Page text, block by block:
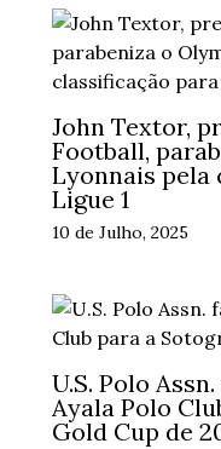
John Textor,
Football,
Lyonnais pela
Ligue 1
10 de Julho, 2025
U.S. Polo
Ayala Polo
Gold Cup de